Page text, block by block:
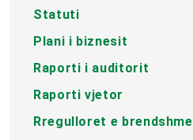
Statuti
Plani i biznesit
Raporti i auditorit
Raporti vjetor
Rregulloret e brendshme